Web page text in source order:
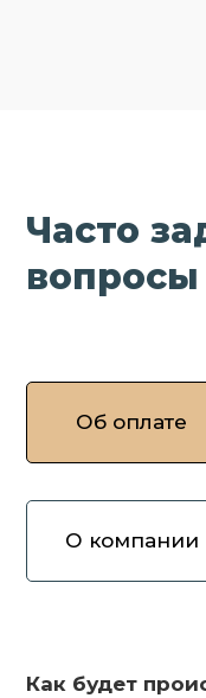
Часто
вопросы
Об оплате
О компании
Как будет
Как вы
Зачем
Кто будет